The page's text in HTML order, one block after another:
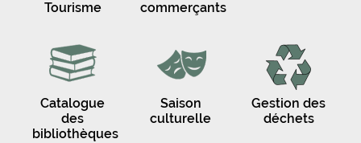
Tourisme
commerçants
Catalogue
des
bibliothèques
Saison
culturelle
Gestion des
déchets